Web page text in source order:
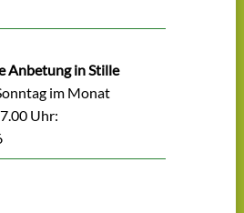
Anbetung in Stille
im Monat
Uhr: